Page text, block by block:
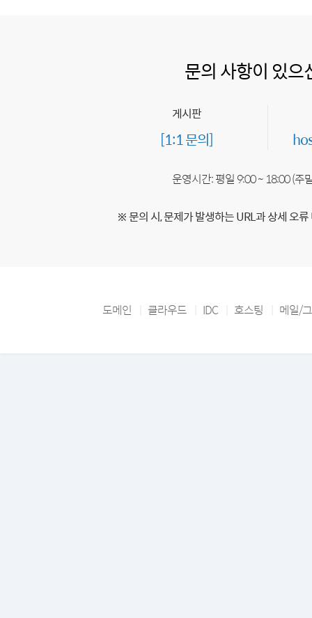
문의 사항이 있으
게시판
[1:1 문의]
운영시간: 평일 9:00 ~ 18:00 (주
※ 문의 시, 문제가 발생하는 URL과 상세 오
도메인 클라우드 IDC 호스팅 메일/